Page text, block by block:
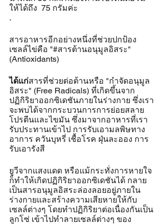
ให้ได้ถึง  75 กรัมค่ะ
.
สารอาหารอีกอย่างหนึ่งที่ช่วยปกป้อง
เซลล์ไข่คือ "#สารต้านอนุมูลอิสระ"
(Antioxidants)
ได้แก่สารที่ช่วยต่อต้านหรือ "กำจัดอนุมูล
อิสระ" (Free Radicals) ที่เกิดขึ้นจาก
ปฏิกิริยาออกซิเดชันภายในร่างกาย ซึ่งเรา
จะพบได้จากกระบวนการการย่อยสลาย
โปรตีนและไขมัน ซึ่งมาจากอาหารที่เรา
รับประทานเข้าไป การรับเอามลพิษทาง
อาการ ควันบุหรี่ เชื้อโรค ฝุ่นละออง การ
รับเอารังสี
ยูวีจากแสงแดด หรือแม้กระทั่งการหายใจ
ก็ทำให้เกิดปฏิกิริยาออกซิเดชันได้ กลาย
เป็นสารอนุมูลอิสระล่องลอยอยู่ภายใน
ร่างกายและสร้างความเสียหายให้กับ
เซลล์ต่างๆ โดยทำปฏิกิริยาต่อเนื่องกันเป็น
ลูกโซ่ เข้าไปทำลายเซลล์ต่างๆ ของ